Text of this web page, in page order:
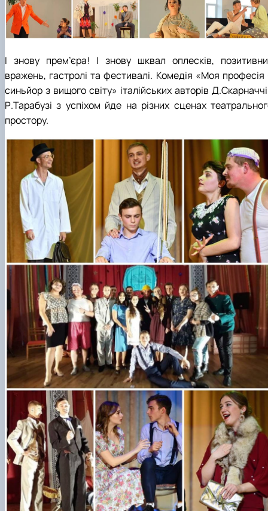
І знову прем’єра! І знову шквал оплесків,
вражень, гастролі та фестивалі. Комедія «Моя професія
синьйор з вищого світу» італійських авторів Д.Скарначчі
Р.Тарабузі з успіхом йде на різних сценах
простору.